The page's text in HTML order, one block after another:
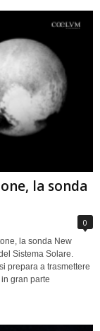
la sonda
0
la sonda New
Sistema Solare.
prepara a trasmettere
gran parte